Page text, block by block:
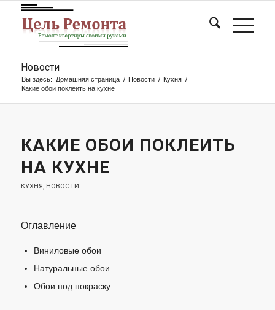
Новости
Вы здесь: Домашняя страница / Новости / Кухня /
Какие обои поклеить на кухне
КАКИЕ ОБОИ ПОКЛЕИТЬ
НА КУХНЕ
КУХНЯ, НОВОСТИ
Оглавление
Виниловые обои
Натуральные обои
Обои под покраску